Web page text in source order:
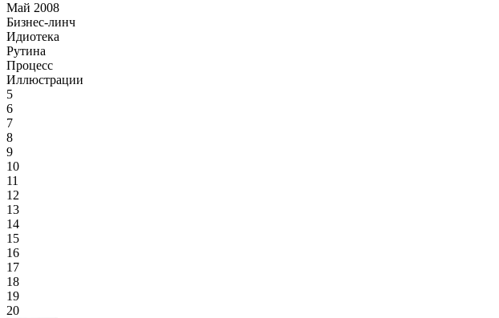
Май 2008
Бизнес-линч
Идиотека
Рутина
Процесс
Иллюстрации
5
6
7
8
9
10
11
12
13
14
15
16
17
18
19
20